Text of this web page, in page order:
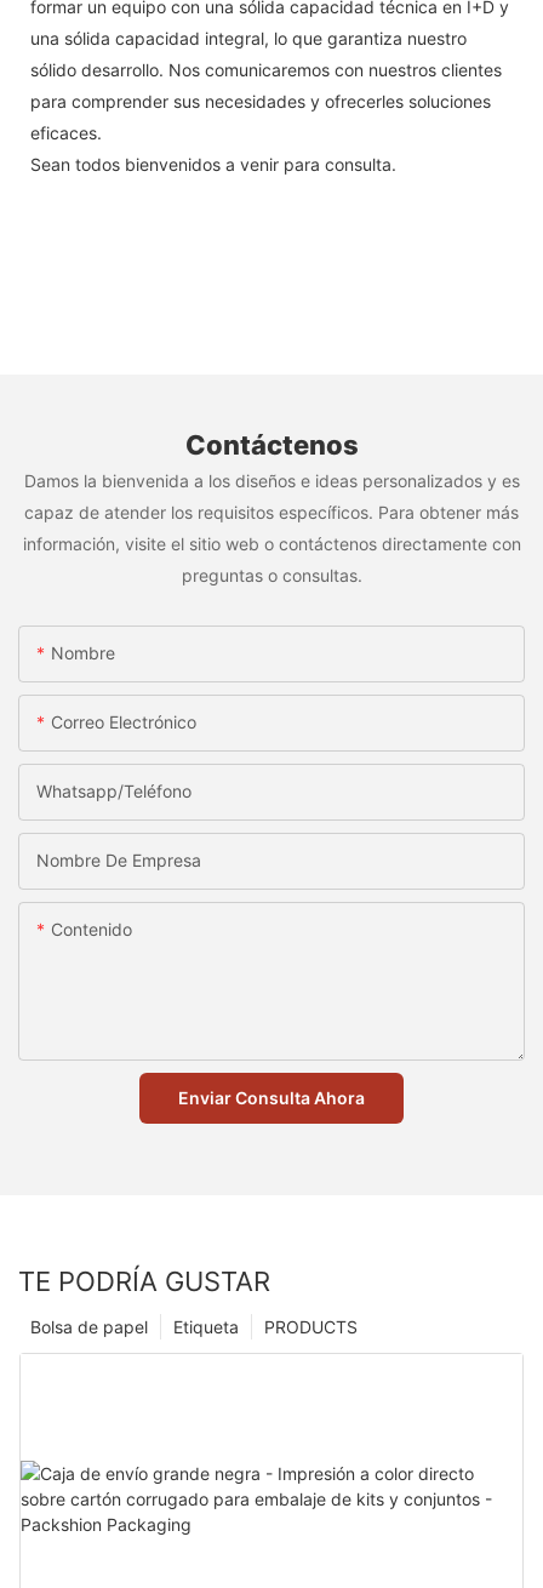
formar un equipo con una sólida capacidad técnica en I+D y
una sólida capacidad integral, lo que garantiza nuestro
sólido desarrollo. Nos comunicaremos con nuestros clientes
para comprender sus necesidades y ofrecerles soluciones
eficaces.
Sean todos bienvenidos a venir para consulta.
Contáctenos
Damos la bienvenida a los diseños e ideas personalizados y es
capaz de atender los requisitos específicos. Para obtener más
información, visite el sitio web o contáctenos directamente con
preguntas o consultas.
Nombre
Correo Electrónico
Whatsapp/Teléfono
Nombre De Empresa
Contenido
Enviar Consulta Ahora
TE PODRÍA GUSTAR
PRODUCTS
Etiqueta
Bolsa de papel